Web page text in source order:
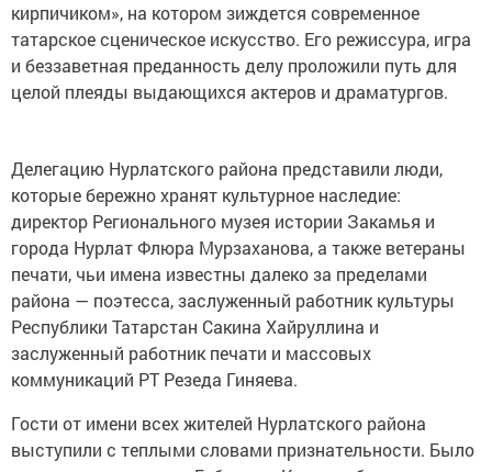
кирпичиком», на котором зиждется современное
татарское сценическое искусство. Его режиссура, игра
и беззаветная преданность делу проложили путь для
целой плеяды выдающихся актеров и драматургов.
Делегацию Нурлатского района представили люди,
которые бережно хранят культурное наследие:
директор Регионального музея истории Закамья и
города Нурлат Флюра Мурзаханова, а также ветераны
печати, чьи имена известны далеко за пределами
района — поэтесса, заслуженный работник культуры
Республики Татарстан Сакина Хайруллина и
заслуженный работник печати и массовых
коммуникаций РТ Резеда Гиняева.
Гости от имени всех жителей Нурлатского района
выступили с теплыми словами признательности. Было